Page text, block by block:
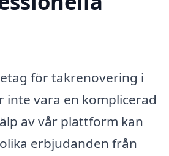
för takrenovering i
inte vara en komplicerad
av vår plattform kan
erbjudanden från